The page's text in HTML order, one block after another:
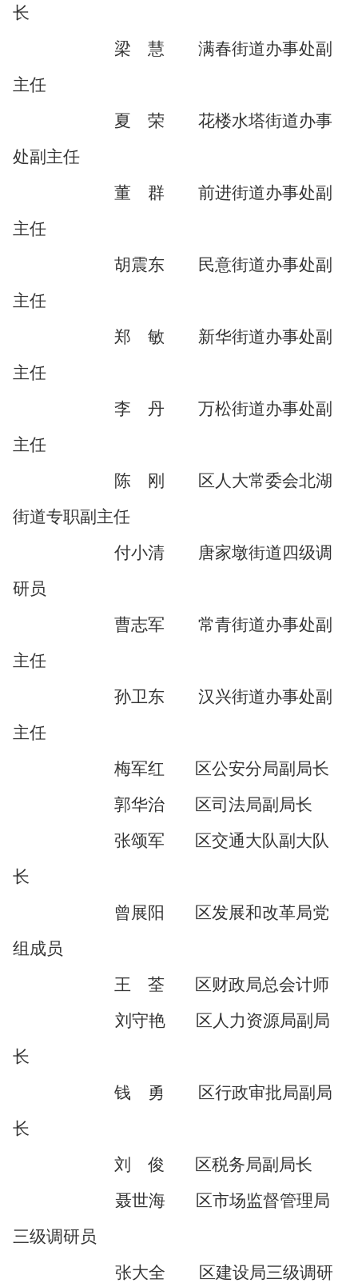
长
梁 慧 满春街道办事处副
主任
夏 荣 花楼水塔街道办事
处副主任
董 群 前进街道办事处副
主任
胡震东 民意街道办事处副
主任
郑 敏 新华街道办事处副
主任
李 丹 万松街道办事处副
主任
陈 刚 区人大常委会北湖
街道专职副主任
付小清 唐家墩街道四级调
研员
曹志军 常青街道办事处副
主任
孙卫东 汉兴街道办事处副
主任
梅军红
区公安分局副局长
郭华治
区司法局副局长
张颂军
区交通大队副大队
长
曾展阳
区发展和改革局党
组成员
王 荃
区财政局总会计师
刘守艳
区人力资源局副局
长
钱 勇 区行政审批局副局
长
刘 俊
区税务局副局长
聂世海
区市场监督管理局
三级调研员
张大全 区建设局三级调研